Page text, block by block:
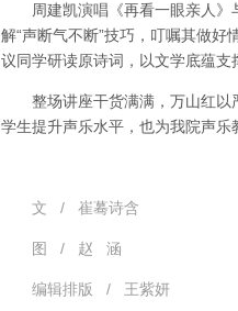
周建凯演唱《再看一眼亲人
解“声断气不断”技巧，叮嘱其做
议同学研读原诗词，以文学底蕴支
整场讲座干货满满，万山红
学生提升声乐水平，也为我院声乐
文 / 崔蓦诗含
图 / 赵 涵
编辑排版 / 王紫妍